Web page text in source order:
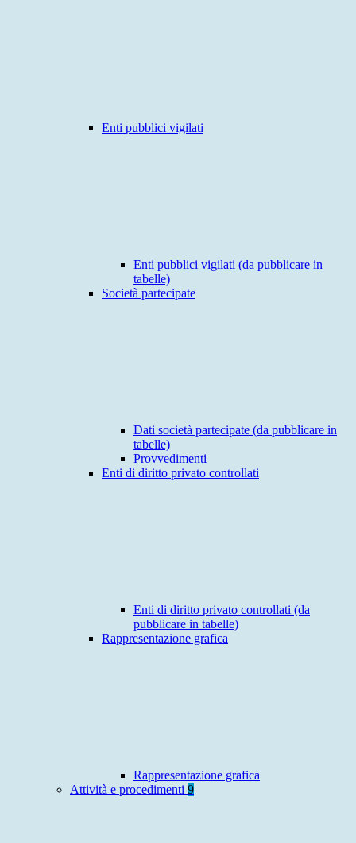
Enti pubblici vigilati
Enti pubblici vigilati (da pubblicare in
tabelle)
Società partecipate
Dati società partecipate (da pubblicare in
tabelle)
Provvedimenti
Enti di diritto privato controllati
Enti di diritto privato controllati (da
pubblicare in tabelle)
Rappresentazione grafica
Rappresentazione grafica
Attività e procedimenti 9